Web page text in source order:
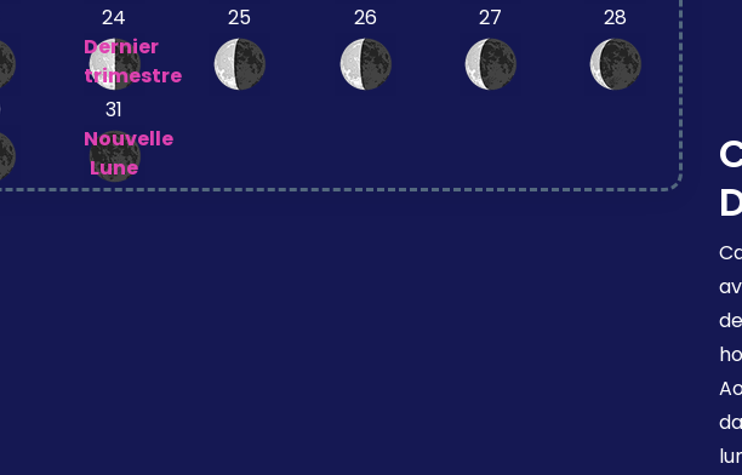
24
Dernier
trimestre
25 26 27 28
31
Nouvelle
Lune